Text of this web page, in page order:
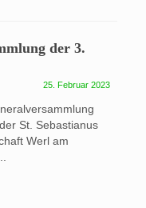
der 3.
25. Februar 2023
St. Sebastianus
Werl am